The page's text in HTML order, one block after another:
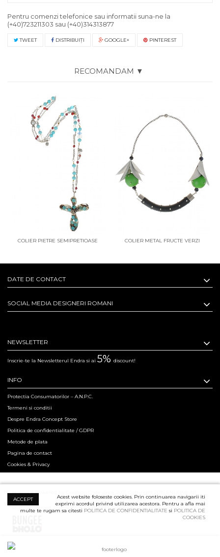
Pentru comenzi telefonice sau informatii suna-ne la
(+40)723211303 sau (+40)314313877
TWEET DISTRIBUIŢI GOOGLE+ PINTEREST
RECOMANDAM ▼
COLIER PIETRE SEMIPRETIOASE
COLIER METAL FRUCTE VERZI
DATE DE CONTACT
SOCIAL MEDIA DESIGNERI ROMANI
NEWSLETTER
Inscrie-te la Newsletterul Endra si ai 5% discount!
INFO
Protectia Consumatorilor – A.N.P.C.
Termeni si conditii
Despre Endra Concept Store
Politica de confidentialitate / GDPR
Metode de plata
Pagina de contact
Cookies & Privacy
Hosted & Powered by Creation Code since 2011. Copyright 2015 ENDRA® All
Rights Reserved. Professional Product Photography Services ensured by
ACCEPT
Acest website foloseste cookies. Prin continuarea navigarii iti
exprimi acordul privind utilizarea acestora. Pentru a afla mai
multe te rugam sa citesti POLITICA DE CONFIDENTIALITATE si POLITICA DE
COOKIES